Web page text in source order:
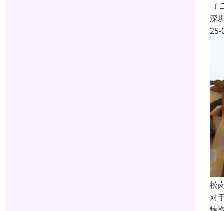
深
25-
松
对